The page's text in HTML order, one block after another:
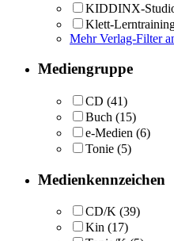
KIDDINX-
Klett-
Mehr Verlag-Filter
Mediengruppe
CD (41)
Buch (15)
e-Medien (6)
Tonie (5)
Medienkennzeichen
CD/K (39)
Kin (17)